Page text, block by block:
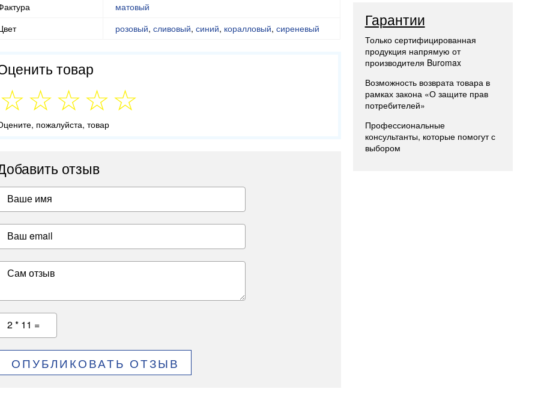
матовый
розовый, сливовый, синий, коралловый, сиреневый
товар
пожалуйста, товар
отзыв
Ваше имя
Ваш email
Сам отзыв
2 * 11 =
ОПУБЛИКОВАТЬ ОТЗЫВ
Гарантии
Только сертифицированная
продукция напрямую от
производителя Buromax
Возможность возврата товара в
рамках закона «О защите прав
потребителей»
Профессиональные
консультанты, которые помогут с
выбором